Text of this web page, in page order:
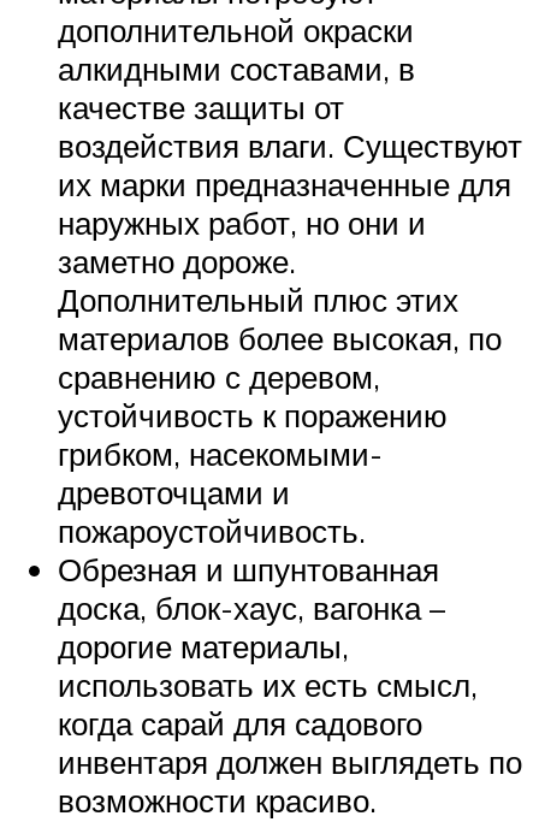
дополнительной окраски
алкидными составами, в
качестве защиты от
воздействия влаги. Существуют
их марки предназначенные для
наружных работ, но они и
заметно дороже.
Дополнительный плюс этих
материалов более высокая, по
сравнению с деревом,
устойчивость к поражению
грибком, насекомыми-
древоточцами и
пожароустойчивость.
Обрезная и шпунтованная
доска, блок-хаус, вагонка –
дорогие материалы,
использовать их есть смысл,
когда сарай для садового
инвентаря должен выглядеть по
возможности красиво.